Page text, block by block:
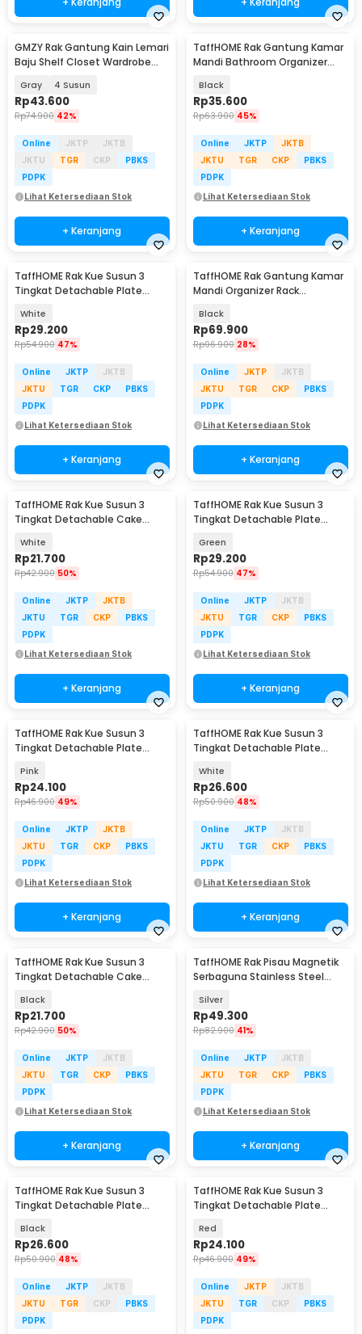
GMZY Rak Gantung Kain Lemari
Baju Shelf Closet Wardrobe
Gray 4 Susun
Rp43.600
Rp74.900 42%
Online JKTP
JKTB
JKTU
TGR CKP
PBKS
PDPK
Lihat Ketersediaan Stok
+ Keranjang
TaffHOME Rak Gantung Kamar
Mandi Bathroom Organizer
Black
Rp35.600
Rp63.900 45%
Online JKTP
JKTB
JKTU
TGR CKP
PBKS
PDPK
Lihat Ketersediaan Stok
+ Keranjang
TaffHOME Rak Kue Susun 3
Tingkat Detachable Plate
White
Rp29.200
Rp54.900 47%
Online JKTP
JKTB
JKTU
TGR CKP
PBKS
PDPK
Lihat Ketersediaan Stok
+ Keranjang
TaffHOME Rak Gantung Kamar
Mandi Organizer Rack
Black
Rp69.900
Rp96.900 28%
Online JKTP
JKTB
JKTU
TGR CKP
PBKS
PDPK
Lihat Ketersediaan Stok
+ Keranjang
TaffHOME Rak Kue Susun 3
Tingkat Detachable Cake
White
Rp21.700
Rp42.900 50%
Online JKTP
JKTB
JKTU
TGR CKP
PBKS
PDPK
Lihat Ketersediaan Stok
+ Keranjang
TaffHOME Rak Kue Susun 3
Tingkat Detachable Plate
Green
Rp29.200
Rp54.900 47%
Online JKTP
JKTB
JKTU
TGR CKP
PBKS
PDPK
Lihat Ketersediaan Stok
+ Keranjang
TaffHOME Rak Kue Susun 3
Tingkat Detachable Plate
Pink
Rp24.100
Rp46.900 49%
Online JKTP
JKTB
JKTU
TGR CKP
PBKS
PDPK
Lihat Ketersediaan Stok
+ Keranjang
TaffHOME Rak Kue Susun 3
Tingkat Detachable Plate
White
Rp26.600
Rp50.900 48%
Online JKTP
JKTB
JKTU
TGR CKP
PBKS
PDPK
Lihat Ketersediaan Stok
+ Keranjang
TaffHOME Rak Kue Susun 3
Tingkat Detachable Cake
Black
Rp21.700
Rp42.900 50%
Online JKTP
JKTB
JKTU
TGR CKP
PBKS
PDPK
Lihat Ketersediaan Stok
+ Keranjang
TaffHOME Rak Pisau Magnetik
Serbaguna Stainless Steel
Silver
Rp49.300
Rp82.900 41%
Online JKTP
JKTB
JKTU
TGR CKP
PBKS
PDPK
Lihat Ketersediaan Stok
+ Keranjang
TaffHOME Rak Kue Susun 3
Tingkat Detachable Plate
Black
Rp26.600
Rp50.900 48%
Online JKTP
JKTB
JKTU
TGR CKP
PBKS
PDPK
TaffHOME Rak Kue Susun 3
Tingkat Detachable Plate
Red
Rp24.100
Rp46.900 49%
Online JKTP
JKTB
JKTU
TGR CKP
PBKS
PDPK